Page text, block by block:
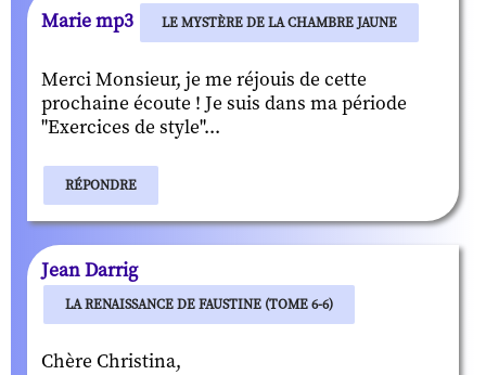
Marie mp3 LE MYSTÈRE DE LA CHAMBRE JAUNE
Merci Monsieur, je me réjouis de cette
prochaine écoute ! Je suis dans ma période
"Exercices de style"...
RÉPONDRE
Jean Darrig
LA RENAISSANCE DE FAUSTINE (TOME 6-6)
Chère Christina,